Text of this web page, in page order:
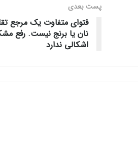
پست‌ بعدی
فتوای متفاوت یک مرجع
نان یا برنج نیست. رفع
اشکالی ندارد